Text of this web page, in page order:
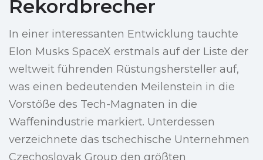
Rekordbrecher
In einer interessanten Entwicklung tauchte
Elon Musks SpaceX erstmals auf der Liste der
weltweit führenden Rüstungshersteller auf,
was einen bedeutenden Meilenstein in die
Vorstöße des Tech-Magnaten in die
Waffenindustrie markiert. Unterdessen
verzeichnete das tschechische Unternehmen
Czechoslovak Group den größten